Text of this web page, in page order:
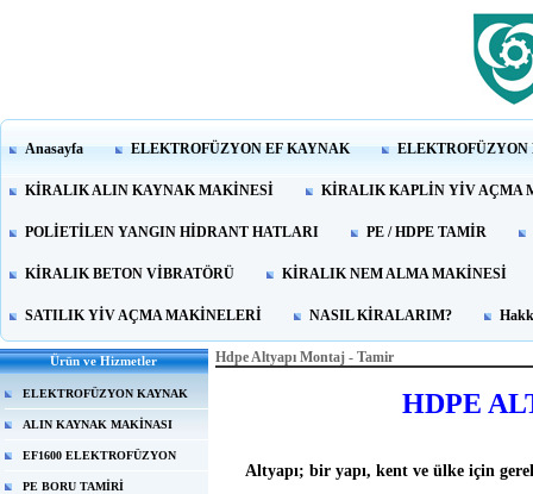
Anasayfa ELEKTROFÜZYON EF KAYNAK
KİRALIK ALIN KAYNAK MAKİNESİ KİRALIK KAPLİN YİV AÇMA
POLİETİLEN YANGIN HİDRANT HATLARI PE / HDPE TAMİR
KİRALIK BETON VİBRATÖRÜ KİRALIK NEM ALMA MAKİNESİ
SATILIK YİV AÇMA MAKİNELERİ NASIL KİRALARIM?
Ürün ve Hizmetler
ELEKTROFÜZYON KAYNAK
ALIN KAYNAK MAKİNASI
EF1600 ELEKTROFÜZYON
PE BORU TAMİRİ
Hdpe Altyapı Montaj - Tamir
HDPE
Altyapı; bir yapı, kent ve ülke için